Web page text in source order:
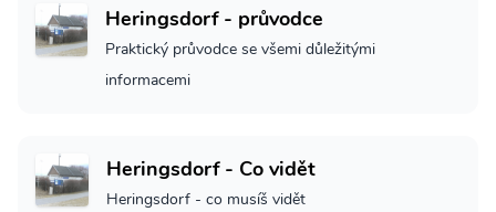
Heringsdorf - průvodce
Praktický průvodce se všemi důležitými
informacemi
Heringsdorf - Co vidět
Heringsdorf - co musíš vidět